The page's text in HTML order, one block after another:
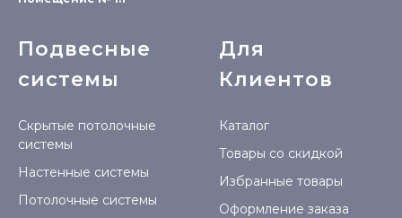
Подвесные
системы
Скрытые потолочные
системы
Настенные системы
Потолочные системы
Для
Клиентов
Каталог
Товары со скидкой
Избранные товары
Оформление заказа